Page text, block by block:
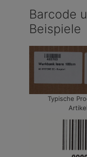
Barcode
Beispiele
Typische